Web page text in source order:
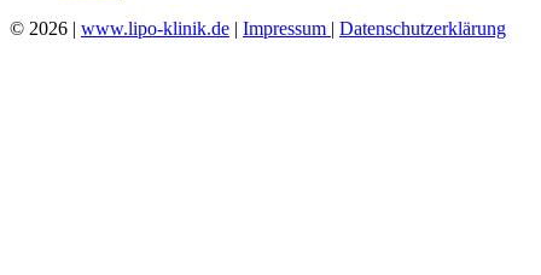
© 2026 | www.lipo-klinik.de | Impressum | Datenschutzerklärung